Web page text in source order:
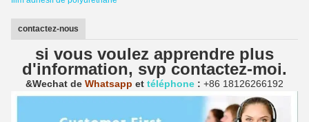
contactez-nous
si vous voulez apprendre plus
d'information, svp contactez-moi.
&Wechat de Whatsapp et téléphone : +86 18126266192